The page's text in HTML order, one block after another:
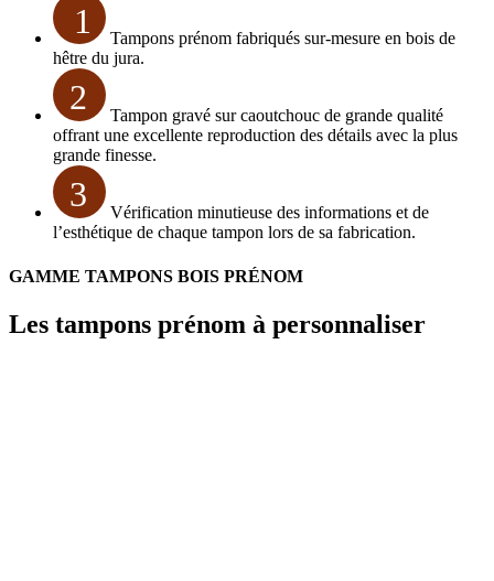
1
Tampons prénom fabriqués sur-mesure en bois de
hêtre du jura.
2
Tampon gravé sur caoutchouc de grande qualité
offrant une excellente reproduction des détails avec la plus
grande finesse.
3
Vérification minutieuse des informations et de
l’esthétique de chaque tampon lors de sa fabrication.
GAMME TAMPONS BOIS PRÉNOM
Les tampons prénom à personnaliser